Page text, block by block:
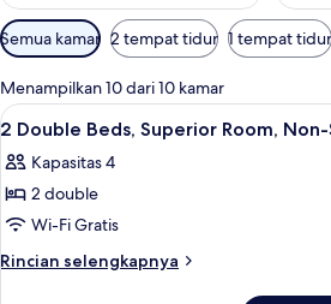
Filter
tersedia
untuk
kamar
Semua kamar 2 tempat tidur 1 tempat tidur
Menampilkan 10 dari 10 kamar
Lihat
semua
foto
untuk
2
Double
Meja
10
2 Double Beds, Superior Room,
Kapasitas 4
2 double
Wi-Fi Gratis
Rincian selengkapnya
Rincian